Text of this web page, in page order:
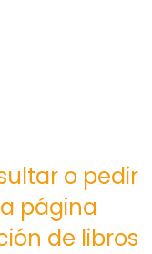
o pedir
página
de libros